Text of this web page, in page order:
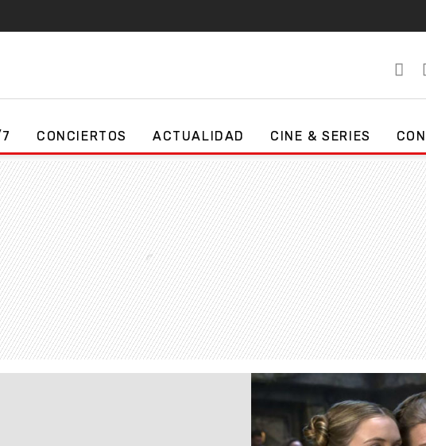
CONCIERTOS ACTUALIDAD CINE & SERIES